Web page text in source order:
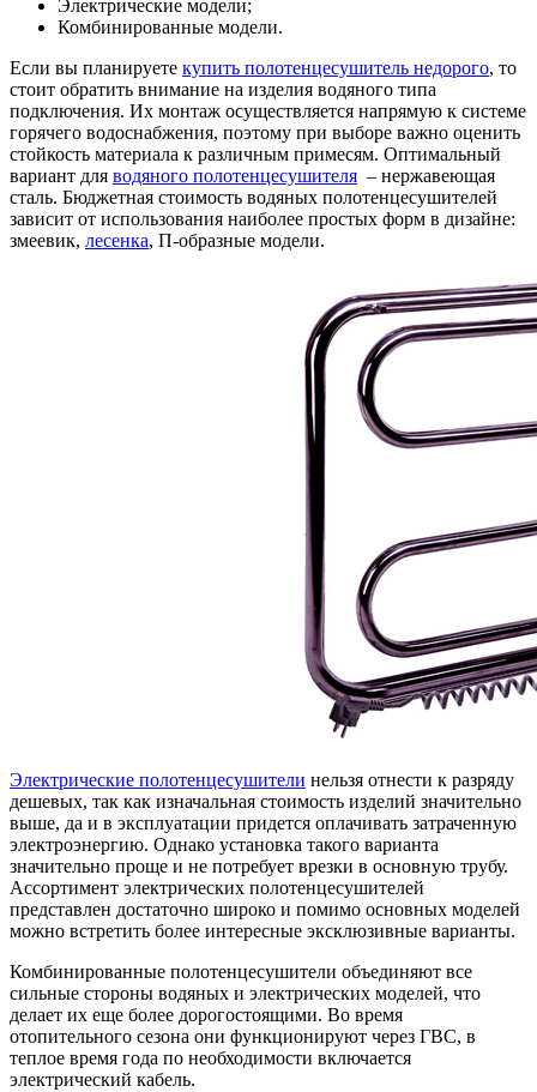
Электрические модели;
Комбинированные модели.
Если вы планируете купить полотенцесушитель недорого, то
стоит обратить внимание на изделия водяного типа
подключения. Их монтаж осуществляется напрямую к системе
горячего водоснабжения, поэтому при выборе важно оценить
стойкость материала к различным примесям. Оптимальный
вариант для водяного полотенцесушителя – нержавеющая
сталь. Бюджетная стоимость водяных полотенцесушителей
зависит от использования наиболее простых форм в дизайне:
змеевик, лесенка, П-образные модели.
Электрические полотенцесушители нельзя отнести к разряду
дешевых, так как изначальная стоимость изделий значительно
выше, да и в эксплуатации придется оплачивать затраченную
электроэнергию. Однако установка такого варианта
значительно проще и не потребует врезки в основную трубу.
Ассортимент электрических полотенцесушителей
представлен достаточно широко и помимо основных моделей
можно встретить более интересные эксклюзивные варианты.
Комбинированные полотенцесушители объединяют все
сильные стороны водяных и электрических моделей, что
делает их еще более дорогостоящими. Во время
отопительного сезона они функционируют через ГВС, в
теплое время года по необходимости включается
электрический кабель.